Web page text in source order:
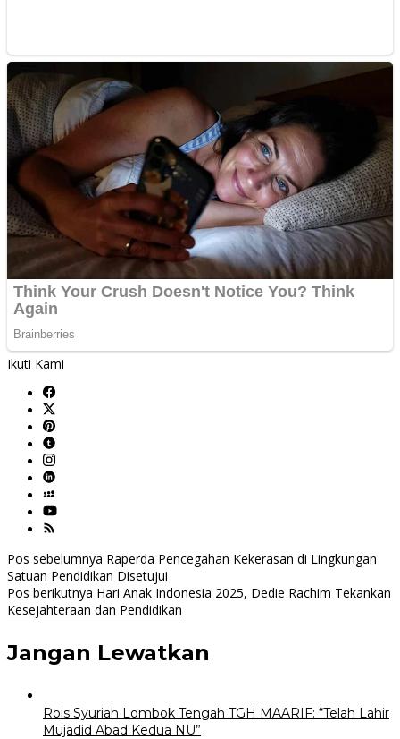
Ikuti Kami
Navigasi
pos
Pos sebelumnya Raperda Pencegahan Kekerasan di Lingkungan
Satuan Pendidikan Disetujui
Pos berikutnya Hari Anak Indonesia 2025, Dedie Rachim Tekankan
Kesejahteraan dan Pendidikan
Jangan Lewatkan
Rois Syuriah Lombok Tengah TGH MAARIF: “Telah Lahir
Mujadid Abad Kedua NU”